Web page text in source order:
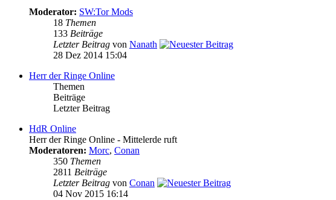
Moderator: SW:Tor Mods
18 Themen
133 Beiträge
Letzter Beitrag von Nanath
28 Dez 2014 15:04
Herr der Ringe Online
Themen
Beiträge
Letzter Beitrag
HdR Online
Herr der Ringe Online - Mittelerde ruft
Moderatoren: Morc, Conan
350 Themen
2811 Beiträge
Letzter Beitrag von Conan
04 Nov 2015 16:14